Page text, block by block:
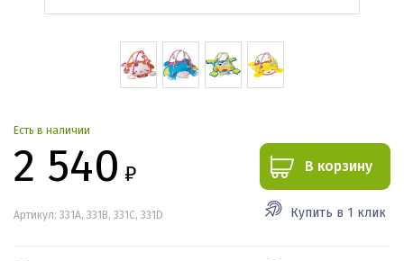
Есть в наличии
2 540 ₽
Артикул: 331А, 331В, 331С, 331D
В корзину
Купить в 1 клик